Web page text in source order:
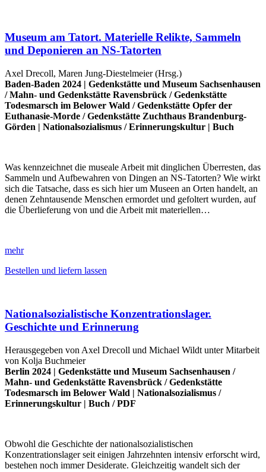
Museum am Tatort. Materielle Relikte, Sammeln
und Deponieren an NS-Tatorten
Axel Drecoll, Maren Jung-Diestelmeier (Hrsg.)
Baden-Baden 2024 | Gedenkstätte und Museum Sachsenhausen
/Mahn- und Gedenkstätte Ravensbrück /Gedenkstätte
Todesmarsch im Belower Wald /Gedenkstätte Opfer der
Euthanasie-Morde /Gedenkstätte Zuchthaus Brandenburg-
Görden | Nationalsozialismus /Erinnerungskultur | Buch
Was kennzeichnet die museale Arbeit mit dinglichen Überresten, das
Sammeln und Aufbewahren von Dingen an NS-Tatorten? Wie wirkt
sich die Tatsache, dass es sich hier um Museen an Orten handelt, an
denen Zehntausende Menschen ermordet und gefoltert wurden, auf
die Überlieferung von und die Arbeit mit materiellen…
mehr
Bestellen und liefern lassen
Nationalsozialistische Konzentrationslager.
Geschichte und Erinnerung
Herausgegeben von Axel Drecoll und Michael Wildt unter Mitarbeit
von Kolja Buchmeier
Berlin 2024 | Gedenkstätte und Museum Sachsenhausen /
Mahn- und Gedenkstätte Ravensbrück /Gedenkstätte
Todesmarsch im Belower Wald | Nationalsozialismus /
Erinnerungskultur | Buch /PDF
Obwohl die Geschichte der nationalsozialistischen
Konzentrationslager seit einigen Jahrzehnten intensiv erforscht wird,
bestehen noch immer Desiderate. Gleichzeitig wandelt sich der